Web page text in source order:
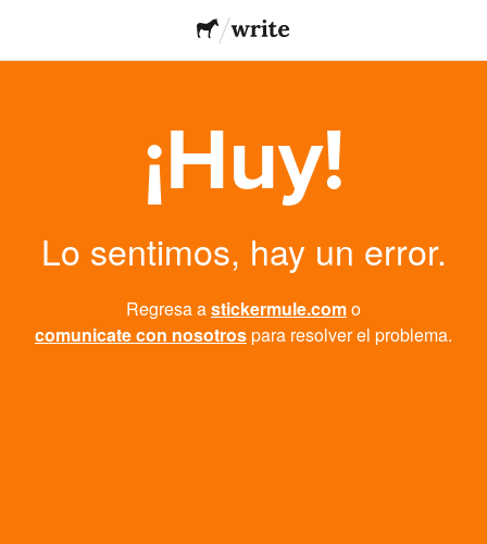
¡Huy!
Lo sentimos, hay un error.
Regresa astickermule.como
comunicate con nosotrospara resolver el problema.